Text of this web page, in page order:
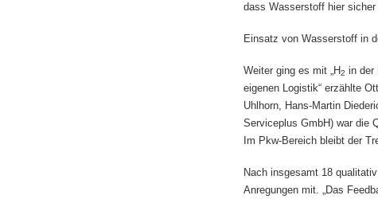
dass Wasserstoff hier
Einsatz von Wasserstoff in
Weiter ging es mit „H2 in der
eigenen Logistik“ erzählte
Uhlhorn, Hans-Martin
Serviceplus GmbH) war die
Im Pkw-Bereich bleibt der
Nach insgesamt 18
Anregungen mit. „Das